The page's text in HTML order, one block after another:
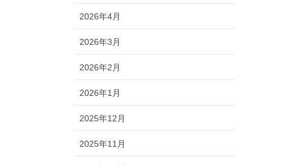
2026年4月
2026年3月
2026年2月
2026年1月
2025年12月
2025年11月